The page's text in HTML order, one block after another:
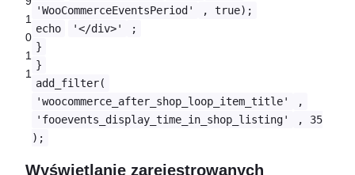
1
0
1
1
'WooCommerceEventsPeriod'
, true);
echo
'</div>'
;
}
}
add_filter(
'woocommerce_after_shop_loop_item_title'
,
'fooevents_display_time_in_shop_listing'
, 35
);
Wyświetlanie zarejestrowanych